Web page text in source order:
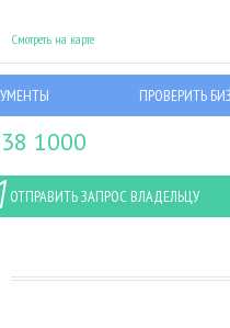
Смотреть на карте
ПРОВЕРИТЬ
1000
ОТПРАВИТЬ ЗАПРОС ВЛАДЕЛЬЦУ